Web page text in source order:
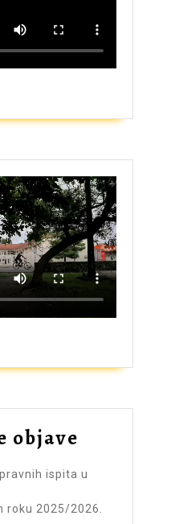
objave
ispita u
roku 2025/2026.